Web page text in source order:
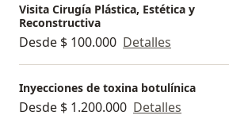
Visita Cirugía Plástica, Estética y
Reconstructiva
Desde $ 100.000 Detalles
Inyecciones de toxina botulínica
Desde $ 1.200.000 Detalles